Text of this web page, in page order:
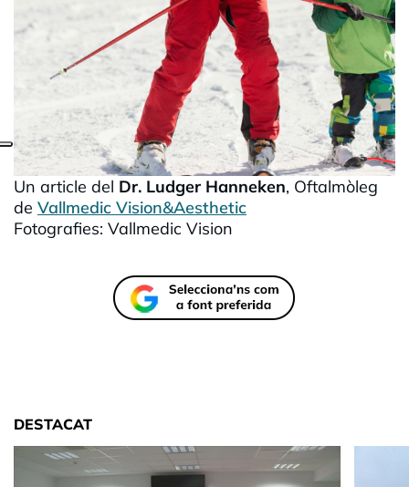
Un article del Dr. Ludger Hanneken, Oftalmòleg
de Vallmedic Vision&Aesthetic
Fotografies: Vallmedic Vision
DESTACAT